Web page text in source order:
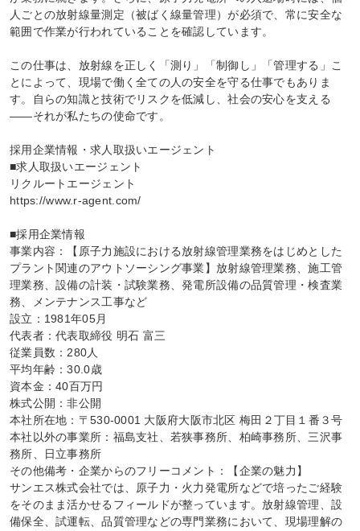
人ごとの放射線量測定（被ばく線量管理）が必須で、常に安全な
範囲で作業が行われていることを確認しています。
この仕事は、放射線を正しく「測り」「制御し」「管理する」こ
とによって、現場で働く全ての人の安全を守る仕事でもありま
す。自らの知識と技術でリスクを低減し、社会の安心を支える
――それが私たちの使命です。
採用企業情報・求人取扱いエージェント
■求人取扱いエージェント
リクルートエージェント
https://www.r-agent.com/
■採用企業情報
事業内容：【原子力施設における放射線管理業務をはじめとした
プラント関連のアウトソーシング事業】放射線管理業務、施工管
理業務、設備の計装・試験業務、発電所設備の品質管理・検査業
務、メンテナンス工事など
設立：1981年05月
代表者：代表取締役 明石 富三
従業員数：280人
平均年齢：30.0歳
資本金：40百万円
株式公開：非公開
本社所在地：〒530-0001 大阪府大阪市北区 梅田２丁目１番３号
本社以外の事業所：福島支社、若狭事務所、柏崎事務所、三沢事
務所、日立事務所
その他備考・企業からのフリーコメント：【企業の魅力】
サンエス株式会社では、原子力・火力発電所などで培ったご経験
をそのまま活かせるフィールドが整っています。放射線管理、設
備保全、試運転、品質管理などの専門業務において、現場理解の